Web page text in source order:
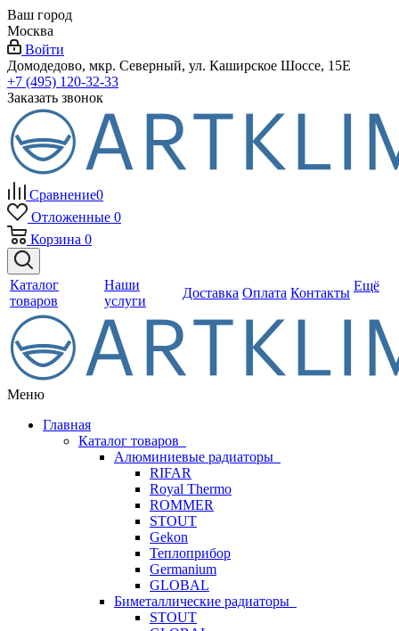
Ваш город
Москва
Войти
Домодедово, мкр. Северный, ул. Каширское Шоссе, 15Е
+7 (495) 120-32-33
Заказать звонок
Сравнение0
Отложенные 0
Корзина 0
Каталог
товаров
Наши
услуги
Доставка Оплата Контакты Ещё
Меню
Главная
Каталог товаров
Алюминиевые радиаторы
RIFAR
Royal Thermo
ROMMER
STOUT
Gekon
Теплоприбор
Germanium
GLOBAL
Биметаллические радиаторы
STOUT